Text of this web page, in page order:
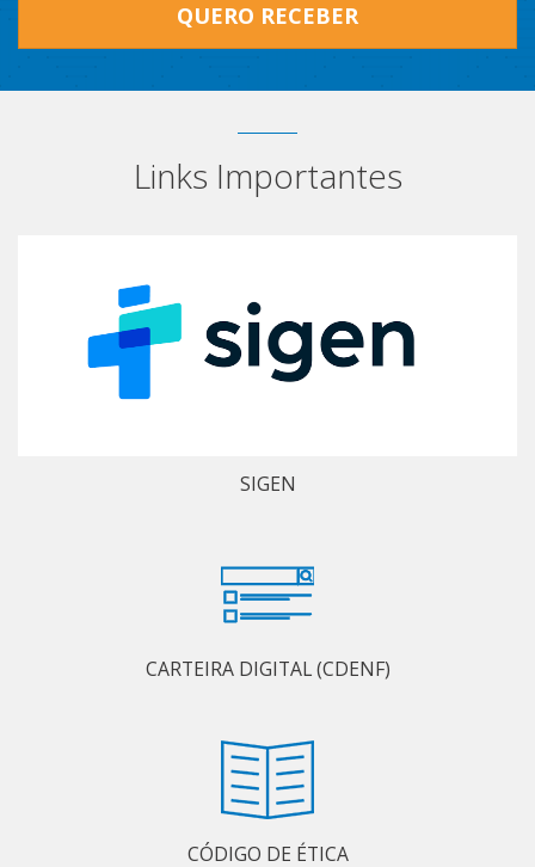
QUERO RECEBER
Links Importantes
SIGEN
CARTEIRA DIGITAL (CDENF)
CÓDIGO DE ÉTICA